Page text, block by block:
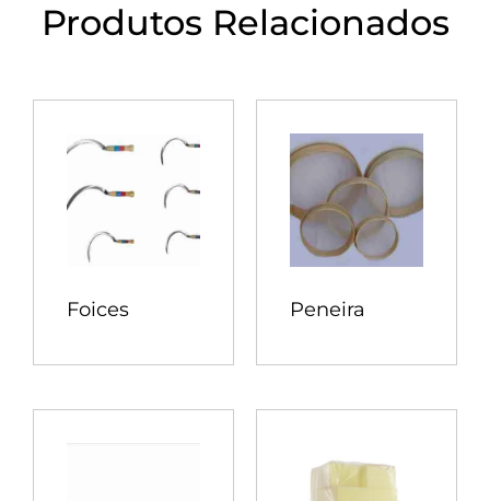
Produtos Relacionados
Foices Peneira